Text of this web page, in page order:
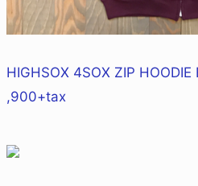
HIGHSOX 4SOX ZIP
,900+tax